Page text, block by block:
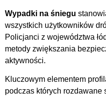
Wypadki na śniegu
wszystkich użytkowników
Policjanci z województwa
metody zwiększania
aktywności.
Kluczowym elementem
podczas których rozdawane